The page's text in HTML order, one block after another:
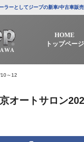
ーとしてジープの新車/中古車販
HOME
トップページ
～12
オートサロン